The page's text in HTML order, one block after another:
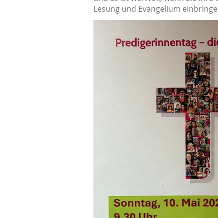
Lesung und Evangelium